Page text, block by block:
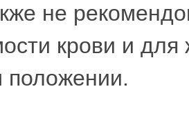
не
крови и
положении.